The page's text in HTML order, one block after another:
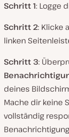
Schritt 1: Logge
Schritt 2: Klicke
linken
Schritt 3:
deines
Mache dir keine
vollständig